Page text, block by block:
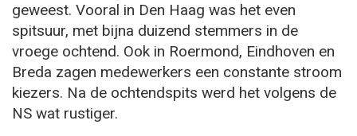
geweest. Vooral in Den Haag was het even
spitsuur, met bijna duizend stemmers in de
vroege ochtend. Ook in Roermond, Eindhoven en
Breda zagen medewerkers een constante stroom
kiezers. Na de ochtendspits werd het volgens de
NS wat rustiger.